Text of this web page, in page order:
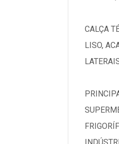
CALÇA
LISO,